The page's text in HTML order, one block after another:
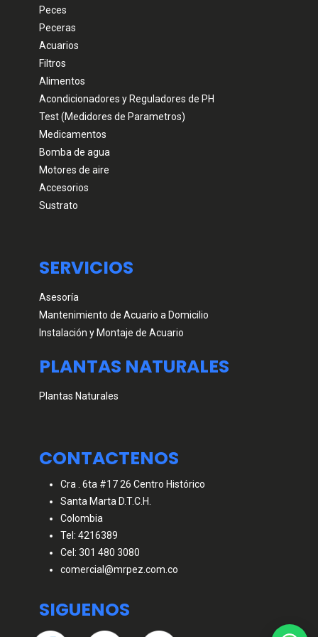
Peces
Peceras
Acuarios
Filtros
Alimentos
Acondicionadores y Reguladores de PH
Test (Medidores de Parametros)
Medicamentos
Bomba de agua
Motores de aire
Accesorios
Sustrato
SERVICIOS
Asesoría
Mantenimiento de Acuario a Domicilio
Instalación y Montaje de Acuario
PLANTAS NATURALES
Plantas Naturales
CONTACTENOS
Cra . 6ta #17 26 Centro Histórico
Santa Marta D.T.C.H.
Colombia
Tel: 4216389
Cel: 301 480 3080
comercial@mrpez.com.co
SIGUENOS